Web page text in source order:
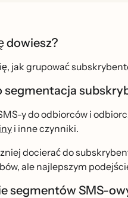
dowiesz?
jak grupować
segmentacja
y do odbiorców i
i inne czynniki.
docierać do
ale najlepszym
segmentów SMS-